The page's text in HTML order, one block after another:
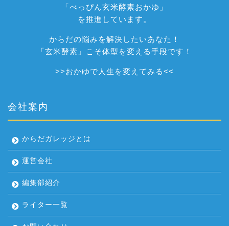
「べっぴん玄米酵素おかゆ」
を推進しています。
からだの悩みを解決したいあなた！
「玄米酵素」こそ体型を変える手段です！
>>おかゆで人生を変えてみる<<
会社案内
からだガレッジとは
運営会社
編集部紹介
ライター一覧